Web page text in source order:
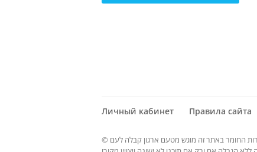
Личный кабинет Правила сайта